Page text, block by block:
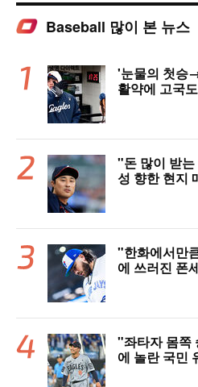
Baseball 많이 본 뉴스
'눈물의 첫승
활약에 고국
"돈 많이 받
성 향한 현지
"한화에서만
에 쓰러진 폰
"좌타자 몸쪽
에 놀란 국민